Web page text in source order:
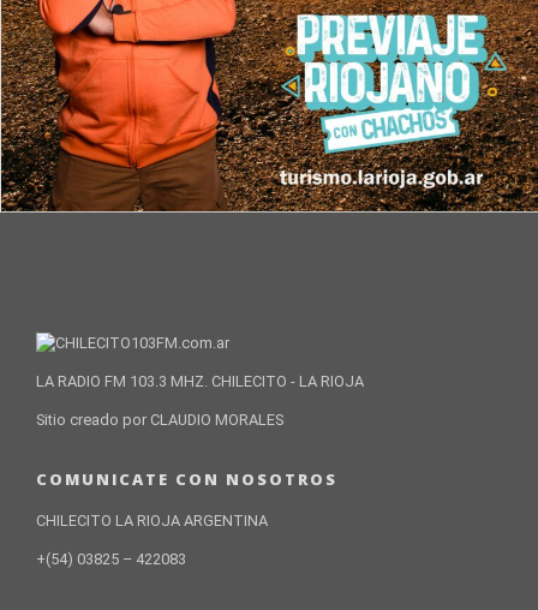
LA RADIO FM 103.3 MHZ. CHILECITO - LA RIOJA
Sitio creado por CLAUDIO MORALES
COMUNICATE CON NOSOTROS
CHILECITO LA RIOJA ARGENTINA
+(54) 03825 – 422083